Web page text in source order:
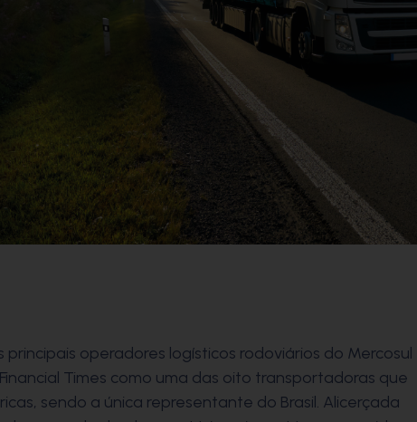
principais operadores logísticos rodoviários do Mercosul
Times como uma das oito transportadoras que
sendo a única representante do Brasil. Alicerçada